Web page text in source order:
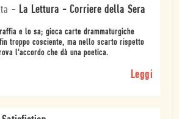
- La Lettura - Corriere della Sera
e lo sa; gioca carte drammaturgiche
troppo cosciente, ma nello scarto rispetto
l'accordo che dà una poetica.
Leggi